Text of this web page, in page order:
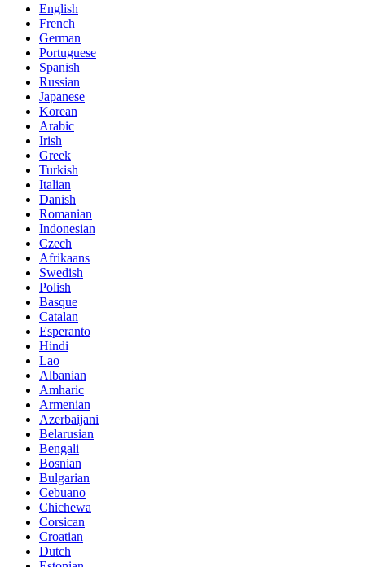
English
French
German
Portuguese
Spanish
Russian
Japanese
Korean
Arabic
Irish
Greek
Turkish
Italian
Danish
Romanian
Indonesian
Czech
Afrikaans
Swedish
Polish
Basque
Catalan
Esperanto
Hindi
Lao
Albanian
Amharic
Armenian
Azerbaijani
Belarusian
Bengali
Bosnian
Bulgarian
Cebuano
Chichewa
Corsican
Croatian
Dutch